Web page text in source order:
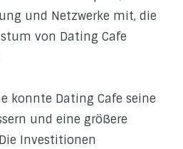
und Netzwerke mit, die
von Dating Cafe
konnte Dating Cafe seine
und eine größere
Investitionen